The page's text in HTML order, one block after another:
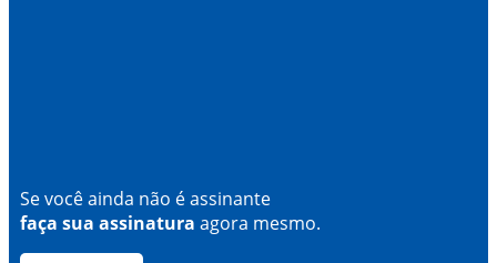
Se você ainda não é assinante
faça sua assinatura agora mesmo.